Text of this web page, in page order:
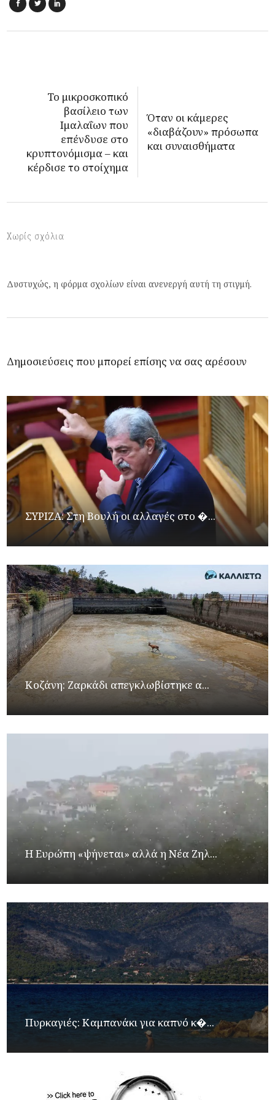
Το μικροσκοπικό
βασίλειο των
Ιμαλαΐων που
επένδυσε στο
κρυπτονόμισμα – και
κέρδισε το στοίχημα
Όταν οι κάμερες
«διαβάζουν» πρόσωπα
και συναισθήματα
Χωρίς σχόλια
Δυστυχώς, η φόρμα σχολίων είναι ανενεργή αυτή τη στιγμή.
Δημοσιεύσεις που μπορεί επίσης να σας αρέσουν
ΣΥΡΙΖΑ: Στη Βουλή οι αλλαγές στο �...
Κοζάνη: Ζαρκάδι απεγκλωβίστηκε α...
Η Ευρώπη «ψήνεται» αλλά η Νέα Ζηλ...
Πυρκαγιές: Καμπανάκι για καπνό κ�...